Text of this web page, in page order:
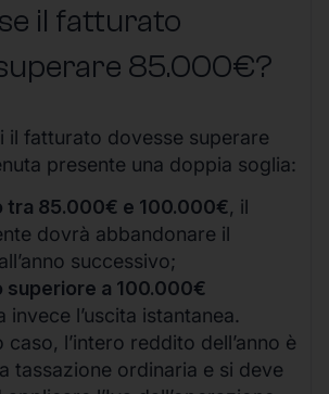
il fatturato
85.000€?
il fatturato dovesse superare
presente una doppia soglia:
tra 85.000€ e 100.000€, il
dovrà abbandonare il
successivo;
superiore a 100.000€
invece l’uscita istantanea.
caso, l’intero reddito dell’anno è
tassazione ordinaria e si deve